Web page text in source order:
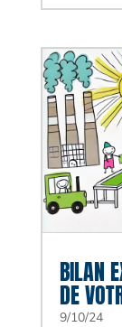
BILAN
DE
9/10/24